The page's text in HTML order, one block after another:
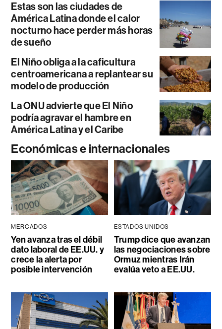
Estas son las ciudades de
América Latina donde el calor
nocturno hace perder más horas
de sueño
El Niño obliga a la caficultura
centroamericana a replantear su
modelo de producción
La ONU advierte que El Niño
podría agravar el hambre en
América Latina y el Caribe
Económicas e internacionales
MERCADOS
Yen avanza tras el débil
dato laboral de EE.UU. y
crece la alerta por
posible intervención
ESTADOS UNIDOS
Trump dice que avanzan
las negociaciones sobre
Ormuz mientras Irán
evalúa veto a EE.UU.